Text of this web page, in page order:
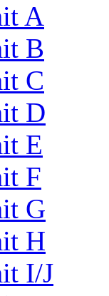
A
B
C
D
E
F
G
H
I/J